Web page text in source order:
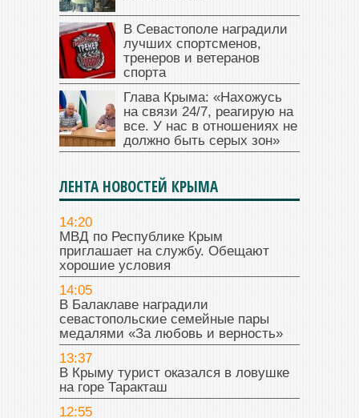
В Севастополе наградили
лучших спортсменов,
тренеров и ветеранов
спорта
Глава Крыма: «Нахожусь
на связи 24/7, реагирую на
все. У нас в отношениях не
должно быть серых зон»
ЛЕНТА НОВОСТЕЙ КРЫМА
14:20
МВД по Республике Крым
приглашает на службу. Обещают
хорошие условия
14:05
В Балаклаве наградили
севастопольские семейные пары
медалями «За любовь и верность»
13:37
В Крыму турист оказался в ловушке
на горе Таракташ
12:55